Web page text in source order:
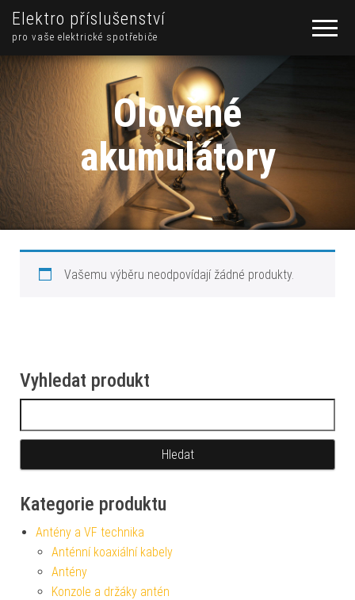
Elektro příslušenství
pro vaše elektrické spotřebiče
Olověné
akumulátory
Vašemu výběru neodpovídají žádné produkty.
Vyhledat produkt
Kategorie produktu
Antény a VF technika
Anténní koaxiální kabely
Antény
Konzole a držáky antén